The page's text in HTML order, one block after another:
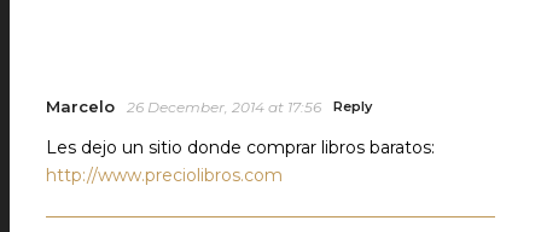
Marcelo 26 December, 2014 at 17:56 Reply
Les dejo un sitio donde comprar libros baratos:
http://www.preciolibros.com